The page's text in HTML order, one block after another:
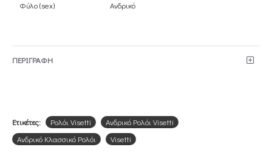
Φύλο (sex) Ανδρικό
ΠΕΡΙΓΡΑΦΗ
Ετικέτες: Ρολόι Visetti
Ανδρικό Ρολόι Visetti
Ανδρικό Κλασσικό Ρολόι
Visetti